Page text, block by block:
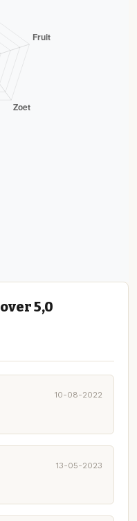
5,0
10-08-2022
13-05-2023